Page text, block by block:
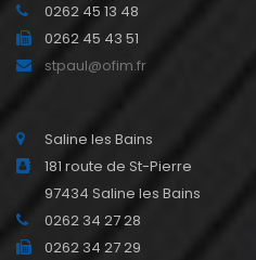
0262 45 13 48
0262 45 43 51
stpaul@ofim.fr
Saline les Bains
181 route de St-Pierre
97434 Saline les Bains
0262 34 27 28
0262 34 27 29